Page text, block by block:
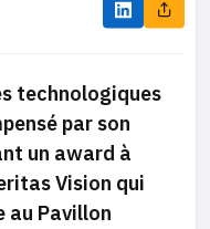
technologiques
par son
un award à
Vision qui
au Pavillon